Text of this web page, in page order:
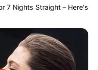
7 Nights Straight – Here's